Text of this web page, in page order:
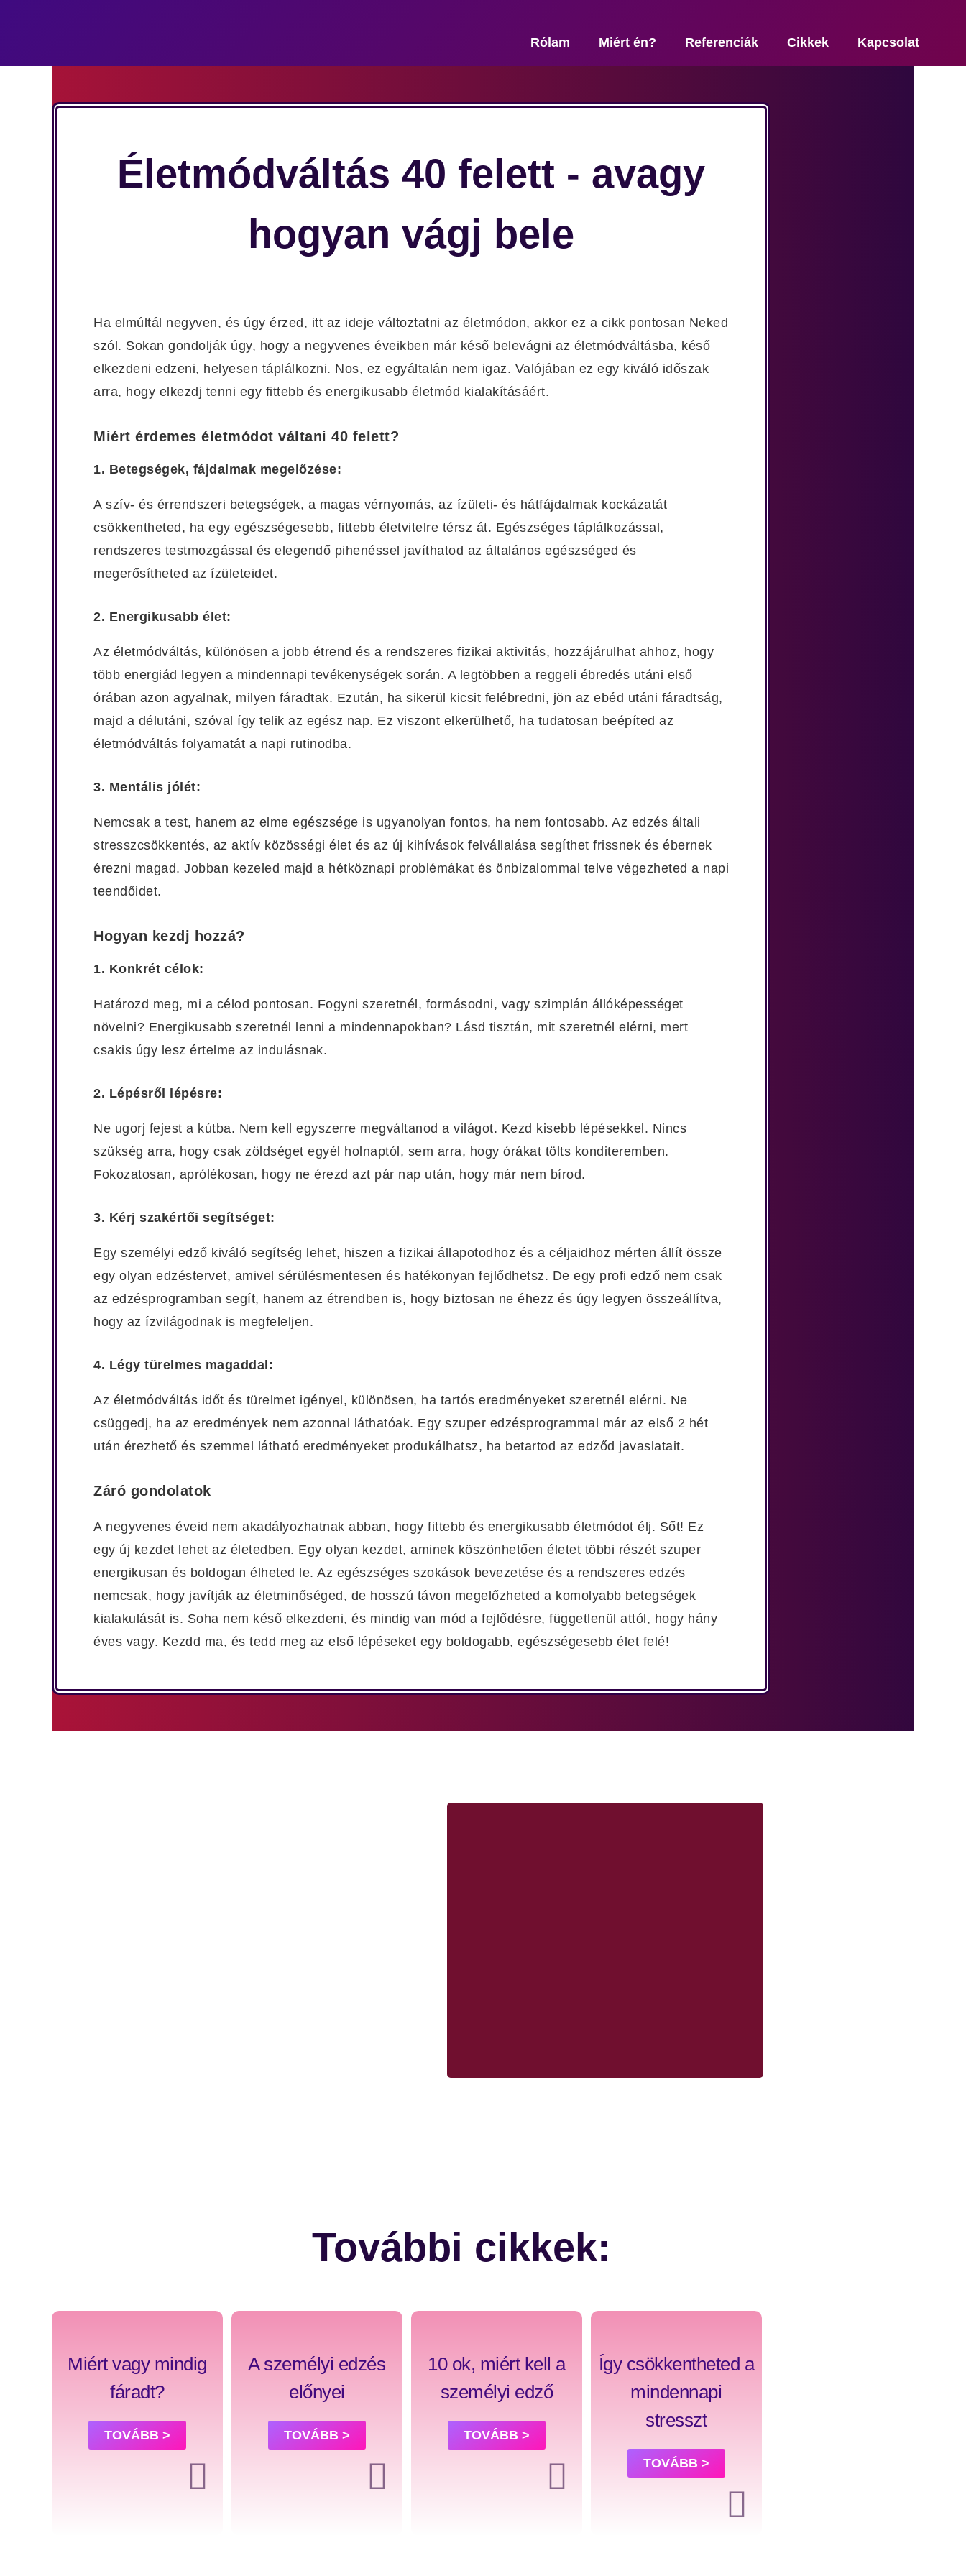
Rólam Miért én? Referenciák Cikkek Kapcsolat
Életmódváltás 40 felett - avagy
hogyan vágj bele
Ha elmúltál negyven, és úgy érzed, itt az ideje változtatni az életmódon, akkor ez a cikk pontosan Neked
szól. Sokan gondolják úgy, hogy a negyvenes éveikben már késő belevágni az életmódváltásba, késő
elkezdeni edzeni, helyesen táplálkozni. Nos, ez egyáltalán nem igaz. Valójában ez egy kiváló időszak
arra, hogy elkezdj tenni egy fittebb és energikusabb életmód kialakításáért.
Miért érdemes életmódot váltani 40 felett?
1. Betegségek, fájdalmak megelőzése:
A szív- és érrendszeri betegségek, a magas vérnyomás, az ízületi- és hátfájdalmak kockázatát
csökkentheted, ha egy egészségesebb, fittebb életvitelre térsz át. Egészséges táplálkozással,
rendszeres testmozgással és elegendő pihenéssel javíthatod az általános egészséged és
megerősítheted az ízületeidet.
2. Energikusabb élet:
Az életmódváltás, különösen a jobb étrend és a rendszeres fizikai aktivitás, hozzájárulhat ahhoz, hogy
több energiád legyen a mindennapi tevékenységek során. A legtöbben a reggeli ébredés utáni első
órában azon agyalnak, milyen fáradtak. Ezután, ha sikerül kicsit felébredni, jön az ebéd utáni fáradtság,
majd a délutáni, szóval így telik az egész nap. Ez viszont elkerülhető, ha tudatosan beépíted az
életmódváltás folyamatát a napi rutinodba.
3. Mentális jólét:
Nemcsak a test, hanem az elme egészsége is ugyanolyan fontos, ha nem fontosabb. Az edzés általi
stresszcsökkentés, az aktív közösségi élet és az új kihívások felvállalása segíthet frissnek és ébernek
érezni magad. Jobban kezeled majd a hétköznapi problémákat és önbizalommal telve végezheted a napi
teendőidet.
Hogyan kezdj hozzá?
1. Konkrét célok:
Határozd meg, mi a célod pontosan. Fogyni szeretnél, formásodni, vagy szimplán állóképességet
növelni? Energikusabb szeretnél lenni a mindennapokban? Lásd tisztán, mit szeretnél elérni, mert
csakis úgy lesz értelme az indulásnak.
2. Lépésről lépésre:
Ne ugorj fejest a kútba. Nem kell egyszerre megváltanod a világot. Kezd kisebb lépésekkel. Nincs
szükség arra, hogy csak zöldséget egyél holnaptól, sem arra, hogy órákat tölts konditeremben.
Fokozatosan, aprólékosan, hogy ne érezd azt pár nap után, hogy már nem bírod.
3. Kérj szakértői segítséget:
Egy személyi edző kiváló segítség lehet, hiszen a fizikai állapotodhoz és a céljaidhoz mérten állít össze
egy olyan edzéstervet, amivel sérülésmentesen és hatékonyan fejlődhetsz. De egy profi edző nem csak
az edzésprogramban segít, hanem az étrendben is, hogy biztosan ne éhezz és úgy legyen összeállítva,
hogy az ízvilágodnak is megfeleljen.
4. Légy türelmes magaddal:
Az életmódváltás időt és türelmet igényel, különösen, ha tartós eredményeket szeretnél elérni. Ne
csüggedj, ha az eredmények nem azonnal láthatóak. Egy szuper edzésprogrammal már az első 2 hét
után érezhető és szemmel látható eredményeket produkálhatsz, ha betartod az edződ javaslatait.
Záró gondolatok
A negyvenes éveid nem akadályozhatnak abban, hogy fittebb és energikusabb életmódot élj. Sőt! Ez
egy új kezdet lehet az életedben. Egy olyan kezdet, aminek köszönhetően életet többi részét szuper
energikusan és boldogan élheted le. Az egészséges szokások bevezetése és a rendszeres edzés
nemcsak, hogy javítják az életminőséged, de hosszú távon megelőzheted a komolyabb betegségek
kialakulását is. Soha nem késő elkezdeni, és mindig van mód a fejlődésre, függetlenül attól, hogy hány
éves vagy. Kezdd ma, és tedd meg az első lépéseket egy boldogabb, egészségesebb élet felé!
További cikkek:
Miért vagy mindig
fáradt?
TOVÁBB >
A személyi edzés
előnyei
TOVÁBB >
10 ok, miért kell a
személyi edző
TOVÁBB >
Így csökkentheted a
mindennapi
stresszt
TOVÁBB >